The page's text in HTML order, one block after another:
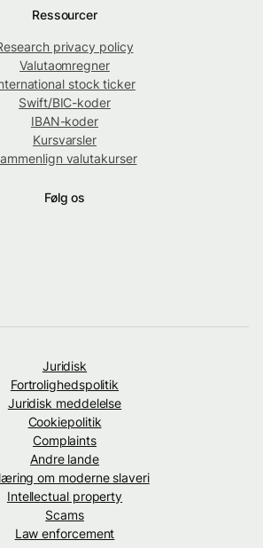
Ressourcer
privacy policy
Valutaomregner
stock ticker
Swift/BIC-koder
IBAN-koder
Kursvarsler
valutakurser
Følg os
Juridisk
Fortrolighedspolitik
Juridisk meddelelse
Cookiepolitik
Complaints
Andre lande
om moderne slaveri
Intellectual property
Scams
Law enforcement